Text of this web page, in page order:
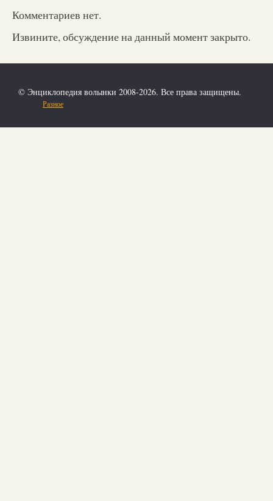
Комментариев нет.
Извините, обсуждение на данный момент закрыто.
© Энциклопедия волынки 2008-2026. Все права защищены.
Разное